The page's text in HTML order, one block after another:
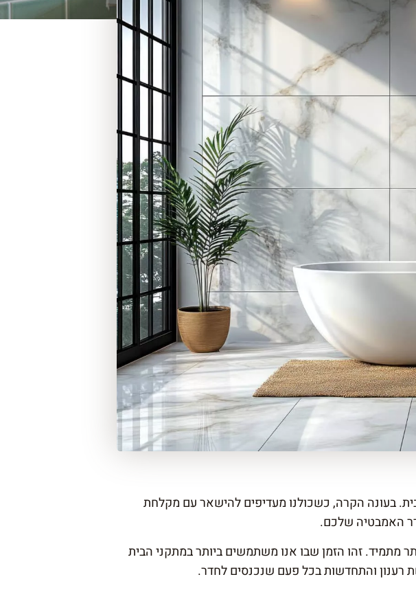
בעונה הקרה, כשכולנו מעדיפים להישאר עם מקלחת
האמבטיה שלכם.
מתמיד. זהו הזמן שבו אנו משתמשים ביותר במתקני הבית
רענון והתחדשות בכל פעם שנכנסים לחדר.